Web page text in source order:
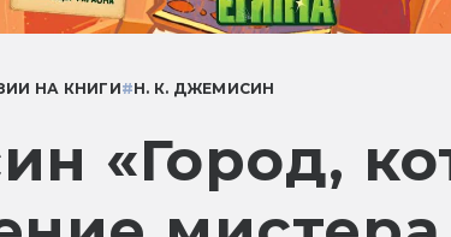
НА КНИГИ#Н. К. ДЖЕМИСИН
«Город,